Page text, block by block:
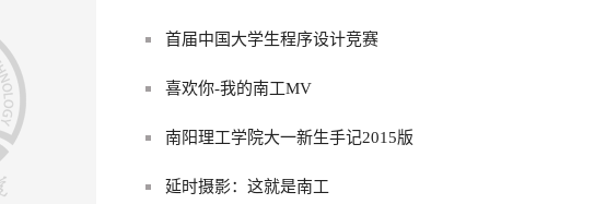
首届中国大学生程序设计竞赛
喜欢你-我的南工MV
南阳理工学院大一新生手记2015版
延时摄影：这就是南工